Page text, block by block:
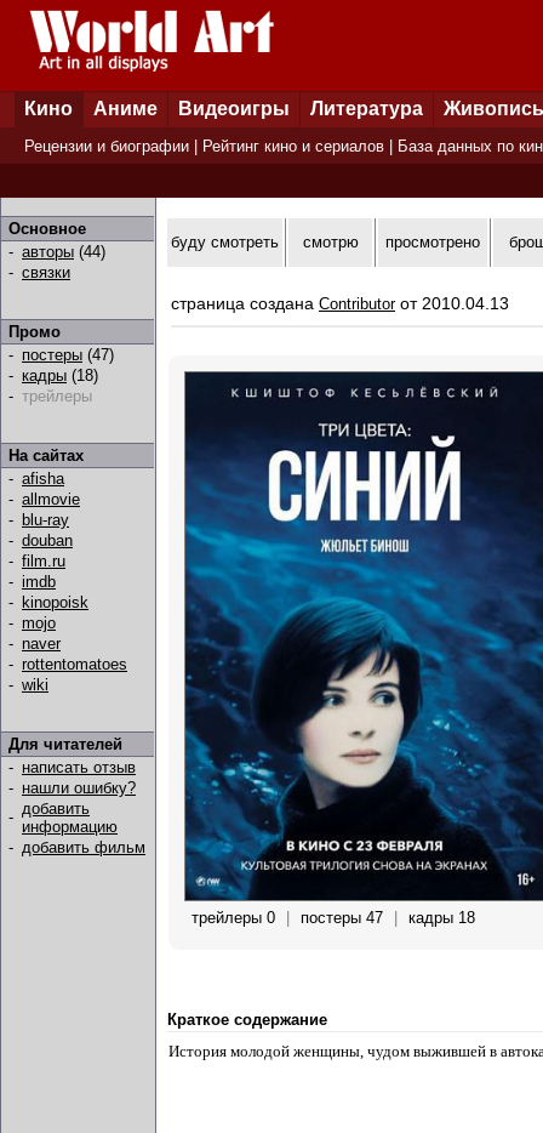
Кино Аниме Видеоигры Литература Живопись
Рецензии и биографии Рейтинг кино и сериалов База данных по
Основное
- авторы (44)
- связки
Промо
- постеры (47)
- кадры (18)
- трейлеры
На сайтах
- afisha
- allmovie
- blu-ray
- douban
- film.ru
- imdb
- kinopoisk
- mojo
- naver
- rottentomatoes
- wiki
Для читателей
- написать отзыв
- нашли ошибку?
- добавить
информацию
- добавить фильм
буду смотреть смотрю просмотрено
страница создана Contributorот 2010.04.13
трейлеры 0 постеры 47 кадры 18
Краткое содержание
История молодой женщины, чудом выжившей в